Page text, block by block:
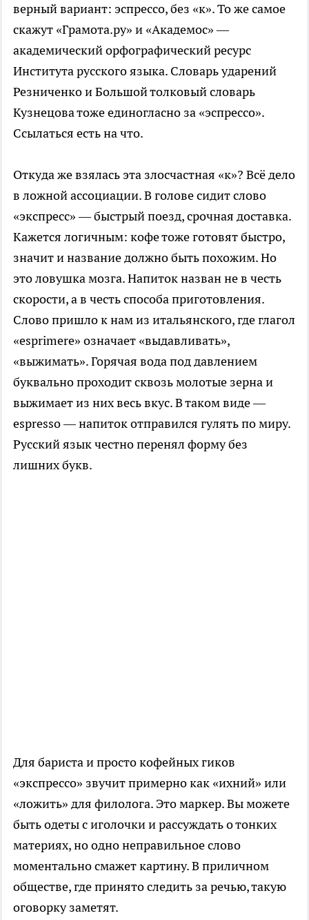
верный вариант: эспрессо, без «к». То же самое
скажут «Грамота.ру» и «Академос» —
академический орфографический ресурс
Института русского языка. Словарь ударений
Резниченко и Большой толковый словарь
Кузнецова тоже единогласно за «эспрессо».
Ссылаться есть на что.
Откуда же взялась эта злосчастная «к»? Всё дело
в ложной ассоциации. В голове сидит слово
«экспресс» — быстрый поезд, срочная доставка.
Кажется логичным: кофе тоже готовят быстро,
значит и название должно быть похожим. Но
это ловушка мозга. Напиток назван не в честь
скорости, а в честь способа приготовления.
Слово пришло к нам из итальянского, где глагол
«esprimere» означает «выдавливать»,
«выжимать». Горячая вода под давлением
буквально проходит сквозь молотые зерна и
выжимает из них весь вкус. В таком виде —
espresso — напиток отправился гулять по миру.
Русский язык честно перенял форму без
лишних букв.
Для бариста и просто кофейных гиков
«экспрессо» звучит примерно как «ихний» или
«ложить» для филолога. Это маркер. Вы можете
быть одеты с иголочки и рассуждать о тонких
материях, но одно неправильное слово
моментально смажет картину. В приличном
обществе, где принято следить за речью, такую
оговорку заметят.